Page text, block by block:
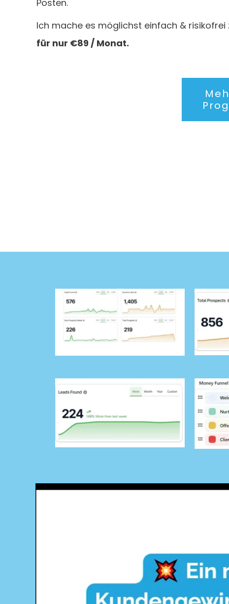
Posten.
Ich mache es möglichst einfach & risikofrei
für nur €89 / Monat.